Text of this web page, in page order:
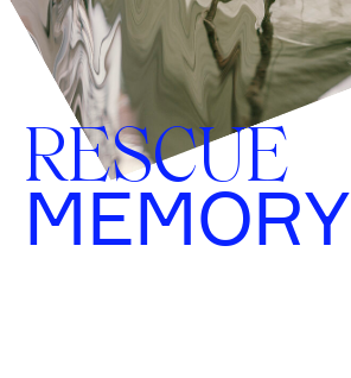
RESCUE
MEMORY